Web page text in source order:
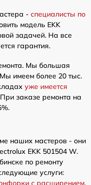
- специалисты по
модель EKK
задачей. На все
гарантия.
Мы большая
Мы имеем более 20 тыс.
уже имеется
заказе ремонта на
наших мастеров - они
EKK 501504 W.
по ремонту
услуги: